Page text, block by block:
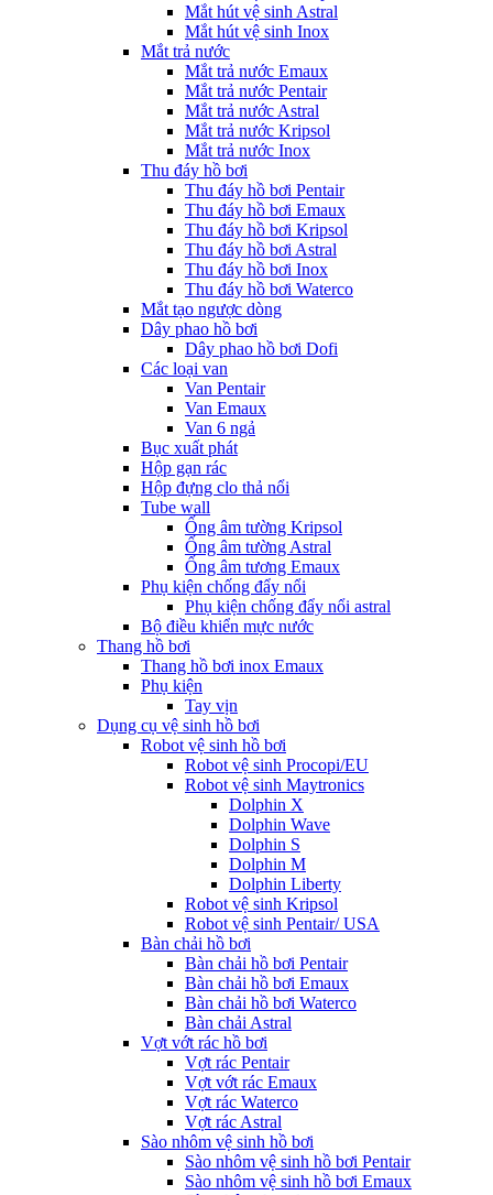
Mắt hút vệ sinh Astral
Mắt hút vệ sinh Inox
Mắt trả nước
Mắt trả nước Emaux
Mắt trả nước Pentair
Mắt trả nước Astral
Mắt trả nước Kripsol
Mắt trả nước Inox
Thu đáy hồ bơi
Thu đáy hồ bơi Pentair
Thu đáy hồ bơi Emaux
Thu đáy hồ bơi Kripsol
Thu đáy hồ bơi Astral
Thu đáy hồ bơi Inox
Thu đáy hồ bơi Waterco
Mắt tạo ngược dòng
Dây phao hồ bơi
Dây phao hồ bơi Dofi
Các loại van
Van Pentair
Van Emaux
Van 6 ngả
Bục xuất phát
Hộp gạn rác
Hộp đựng clo thả nổi
Tube wall
Ống âm tường Kripsol
Ống âm tường Astral
Ống âm tương Emaux
Phụ kiện chống đẩy nổi
Phụ kiện chống đẩy nổi astral
Bộ điều khiển mực nước
Thang hồ bơi
Thang hồ bơi inox Emaux
Phụ kiện
Tay vịn
Dụng cụ vệ sinh hồ bơi
Robot vệ sinh hồ bơi
Robot vệ sinh Procopi/EU
Robot vệ sinh Maytronics
Dolphin X
Dolphin Wave
Dolphin S
Dolphin M
Dolphin Liberty
Robot vệ sinh Kripsol
Robot vệ sinh Pentair/ USA
Bàn chải hồ bơi
Bàn chải hồ bơi Pentair
Bàn chải hồ bơi Emaux
Bàn chải hồ bơi Waterco
Bàn chải Astral
Vợt vớt rác hồ bơi
Vợt rác Pentair
Vợt vớt rác Emaux
Vợt rác Waterco
Vợt rác Astral
Sào nhôm vệ sinh hồ bơi
Sào nhôm vệ sinh hồ bơi Pentair
Sào nhôm vệ sinh hồ bơi Emaux